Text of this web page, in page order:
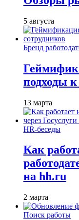
5 августа
Бренд
подходы
13 марта
HR-беседы
Как
на hh.ru
2 марта
Поиск работы